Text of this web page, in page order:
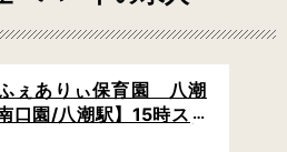
ふぇありぃ保育園 八潮
口園/八潮駅】15時スタ